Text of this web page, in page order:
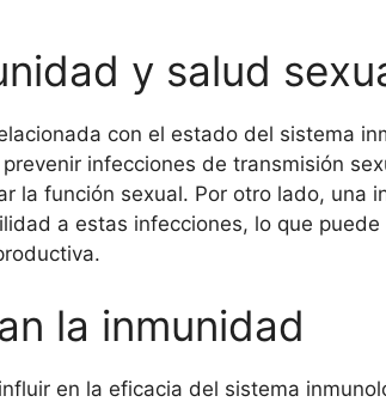
y salud
con el estado del sistema
infecciones de transmisión
la función sexual. Por otro lado, una
a estas infecciones, lo que puede
la inmunidad
en la eficacia del sistema